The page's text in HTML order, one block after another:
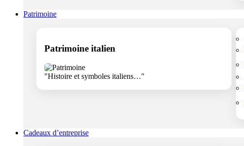
Patrimoine
Patrimoine italien
"Histoire et symboles italiens…"
Cadeaux d’entreprise